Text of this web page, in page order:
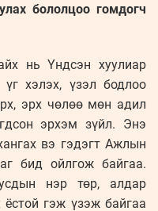
бололцоо гомдогч
нь Үндсэн хуулиар
үг хэлэх, үзэл бодлоо
эрх чөлөө мөн адил
эрхэм зүйл. Энэ
вэ гэдэгт Ажлын
бид ойлгож байгаа.
нэр төр, алдар
ёстой гэж үзэж байгаа